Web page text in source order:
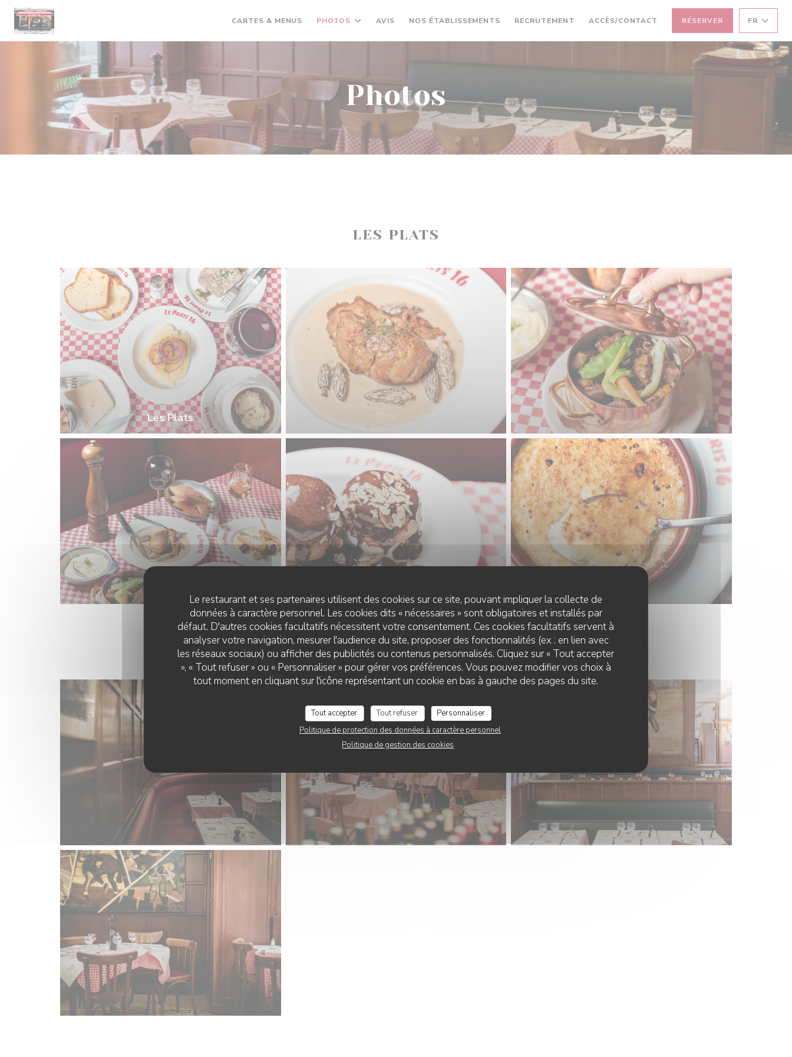
Personnalisation de vos choix en matière de cookies
Le restaurant et ses partenaires utilisent des cookies sur ce site, pouvant impliquer la collecte de
données à caractère personnel. Les cookies dits « nécessaires » sont obligatoires et installés par
défaut. D'autres cookies facultatifs nécessitent votre consentement. Ces cookies facultatifs servent à
analyser votre navigation, mesurer l'audience du site, proposer des fonctionnalités (ex : en lien avec
les réseaux sociaux) ou afficher des publicités ou contenus personnalisés. Cliquez sur « Tout accepter
», « Tout refuser » ou « Personnaliser » pour gérer vos préférences. Vous pouvez modifier vos choix à
tout moment en cliquant sur l'icône représentant un cookie en bas à gauche des pages du site.
Tout accepter Tout refuser
Personnaliser
Politique de protection des données à caractère personnel
Politique de gestion des cookies
CARTES & MENUS PHOTOS AVIS NOS ÉTABLISSEMENTS RECRUTEMENT ACCÈS/CONTACT RÉSERVER FR
Photos
LES PLATS
Les Plats
LE RESTAURANT